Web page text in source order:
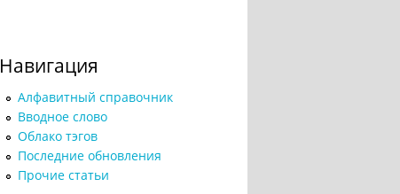
Навигация
Алфавитный справочник
Вводное слово
Облако тэгов
Последние обновления
Прочие статьи